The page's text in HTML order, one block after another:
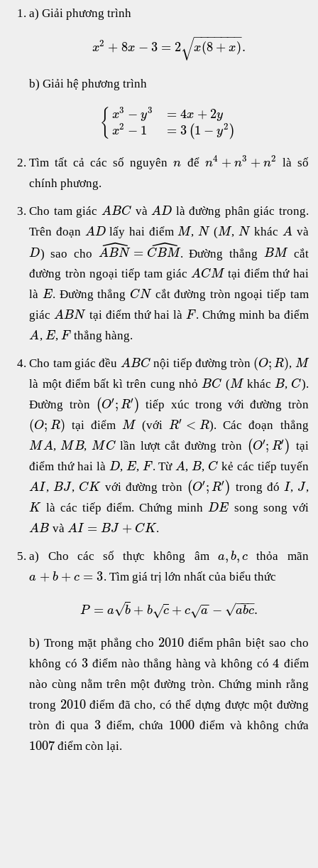
a) Giải phương trình
x2 + 8x − 3 = 2 x(8 + x)
− −
−−−−−
√ .
b) Giải hệ phương trình
{ x3 − y3
x2 − 1
= 4x + 2y
= 3 (1 − y2 )
Tìm tất cả các số nguyênn để n4 + n3 + n2
là số
chính phương.
Cho tam giác ABC và AD là đường phân giác trong.
Trên đoạn ADlấy hai điểm M, N(M, Nkhác A và
D) sao cho ABN
ˆ = CBM
ˆ . Đường thẳng BM
cắt
đường tròn ngoại tiếp tam giác ACM tại điểm thứ hai
làE. Đường thẳng CN cắt đường tròn ngoại tiếp tam
giácABN tại điểm thứ hai là F . Chứng minh ba điểm
A, E, F thẳng hàng.
Cho tam giác đều ABC nội tiếp đường tròn (O; R), M
là một điểm bất kì trên cung nhỏBC (M khác B, C).
Đường tròn (O′; R′) tiếp xúc trong với đường tròn
(O; R) tại điểm M (với R′ < R). Các đoạn thẳng
MA,MB,M Clần lượt cắt đường tròn (O′; R′) tại
điểm thứ hai là D, E, F. TừA,B, C kẻ các tiếp tuyến
AI ,BJ, CK với đường tròn (O′; R′) trong đó I, J,
K là các tiếp điểm. Chứng minhDE song song với
AB và AI = BJ + CK.
a) Cho các số thực không âm a, b, c thỏa mãn
a + b + c = 3. Tìm giá trị lớn nhất của biểu thức
P = a b
√ + b c
√ + c a
−
−
√ − abc
−−
−
√ .
b) Trong mặt phẳng cho 2010điểm phân biệt sao cho
không có 3 điểm nào thẳng hàng và không có4 điểm
nào cùng nằm trên một đường tròn. Chứng minh rằng
trong 2010điểm đã cho, có thể dựng được một đường
tròn đi qua 3 điểm, chứa 1000điểm và không chứa
1007 điểm còn lại.